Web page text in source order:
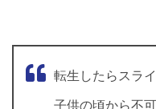
転生したらスラ
子供の頃から不